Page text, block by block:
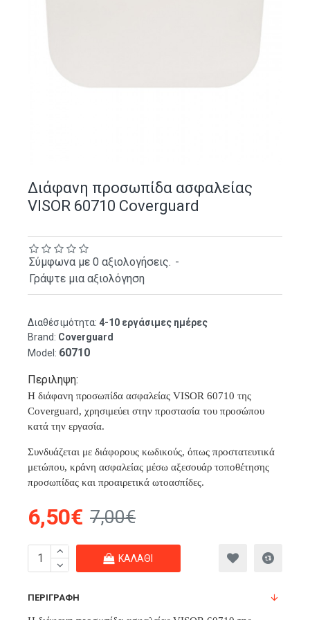
Διάφανη προσωπίδα ασφαλείας
VISOR 60710 Coverguard
Διαθέσιμότητα: 4-10 εργάσιμες ημέρες
Brand: Coverguard
Model: 60710
Σύμφωνα με 0 αξιολογήσεις. -
Γράψτε μια αξιολόγηση
Περιληψη:
Η διάφανη προσωπίδα ασφαλείας VISOR 60710 της
Coverguard, χρησιμεύει στην προστασία του προσώπου
κατά την εργασία.
Συνδυάζεται με διάφορους κωδικούς, όπως προστατευτικά
μετώπου, κράνη ασφαλείας μέσω αξεσουάρ τοποθέτησης
προσωπίδας και προαιρετικά ωτοασπίδες.
6,50€ 7,00€
ΚΑΛΆΘΙ
ΠΕΡΙΓΡΑΦΉ